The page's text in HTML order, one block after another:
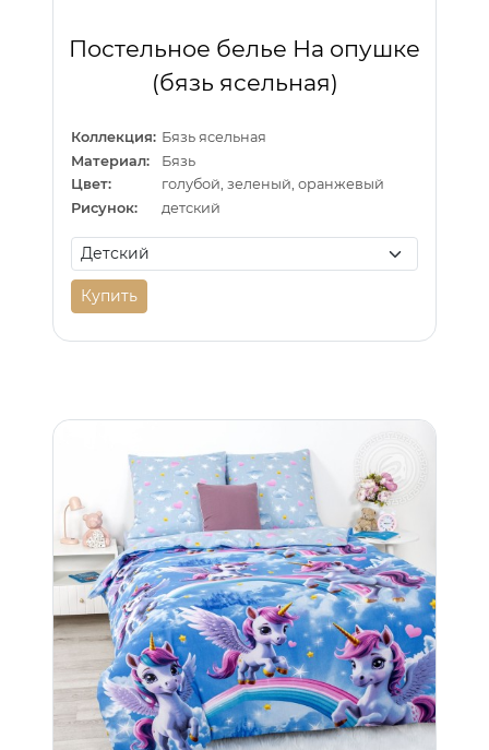
Постельное белье На опушке
(бязь ясельная)
Коллекция: Бязь ясельная
Материал:
Бязь
Цвет:
голубой, зеленый, оранжевый
Рисунок:
детский
Купить